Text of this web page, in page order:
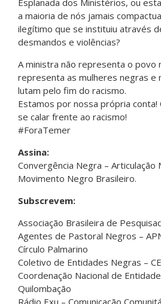
a maioria de nós jamais
ilegítimo que se instituiu através
desmandos e violências?
A ministra não representa o povo
representa as mulheres negras e
lutam pelo fim do racismo.
Estamos por nossa própria conta!
se calar frente ao racismo!
#ForaTemer
Assina:
Convergência Negra – Articulação
Movimento Negro Brasileiro.
Subscrevem:
Associação Brasileira de
Agentes de Pastoral Negros –
Círculo Palmarino
Coletivo de Entidades Negras –
Coordenação Nacional de
Quilombação
Rádio Exu – Comunicação